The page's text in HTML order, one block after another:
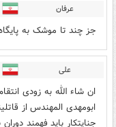
عرفان
جز چند تا موشک به
علی
ان شاء الله به زودی
ابومهدی المهندس از
جنایتکار باید فهمند